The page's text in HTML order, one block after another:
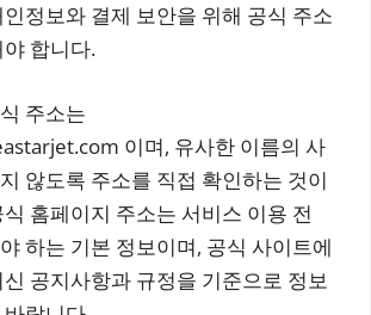
정보와 결제 보안을 위해 공식 주소
합니다.
주소는
이며, 유사한 이름의 사
않도록 주소를 직접 확인하는 것이
홈페이지 주소는 서비스 이용 전
하는 기본 정보이며, 공식 사이트에
공지사항과 규정을 기준으로 정보